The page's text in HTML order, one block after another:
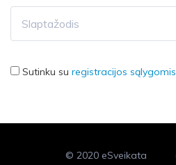
Sutinku su registracijos sąlygomis
© 2020 eSveikata